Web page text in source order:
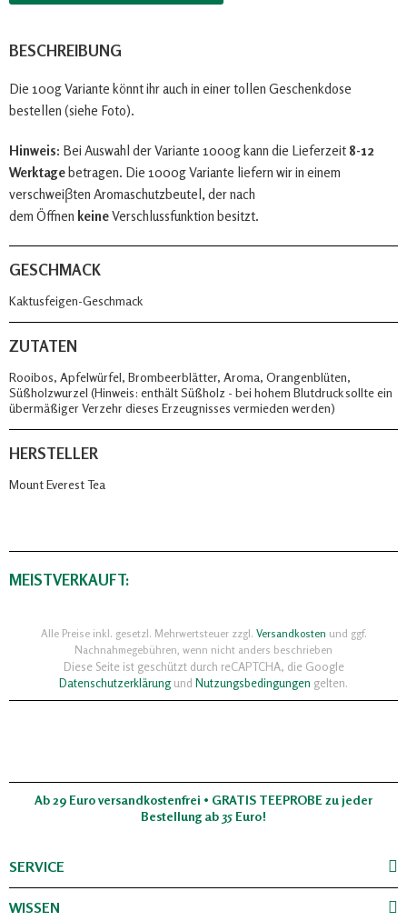
BESCHREIBUNG
Die 100g Variante könnt ihr auch in einer tollen Geschenkdose
bestellen (siehe Foto).
Hinweis: Bei Auswahl der Variante 1000g kann die Lieferzeit 8-12
Werktagebetragen. Die 1000g Variante liefern wir in einem
verschweiβten Aromaschutzbeutel, der nach
dem Öffnen keineVerschlussfunktion besitzt.
GESCHMACK
Kaktusfeigen-Geschmack
ZUTATEN
Rooibos, Apfelwürfel, Brombeerblätter, Aroma, Orangenblüten,
Süßholzwurzel (Hinweis: enthält Süßholz - bei hohem Blutdruck sollte ein
übermäßiger Verzehr dieses Erzeugnisses vermieden werden)
HERSTELLER
Mount Everest Tea
MEISTVERKAUFT:
Alle Preise inkl. gesetzl. Mehrwertsteuer zzgl. Versandkosten und ggf.
Nachnahmegebühren, wenn nicht anders beschrieben
Diese Seite ist geschützt durch reCAPTCHA, die Google
Datenschutzerklärungund Nutzungsbedingungen gelten.
Ab 29 Euro versandkostenfrei • GRATIS TEEPROBE zu jeder
Bestellung ab 35 Euro!
SERVICE
WISSEN